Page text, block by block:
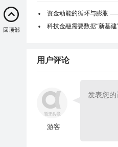
资金动能的循环与膨胀
科技金融需要数据“新基建
用户评论
游客
回顶部